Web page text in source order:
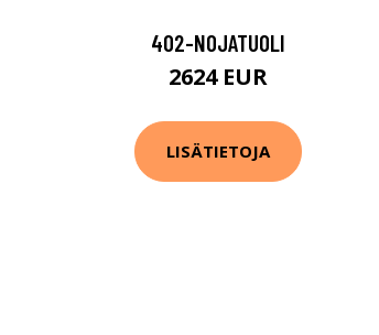
402-NOJATUOLI
2624 EUR
LISÄTIETOJA